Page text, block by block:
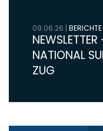
09.06.26 | BERICHTE
NATIONAL
ZUG